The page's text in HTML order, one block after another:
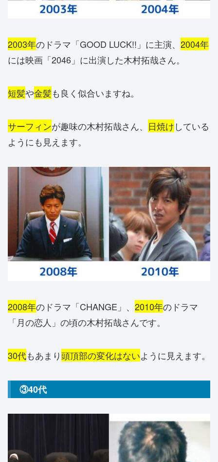
2003年のドラマ「GOOD LUCK!!」に主演、 2004年
には映画「2046」に出演した木村拓哉さん。
短髪や金髪も良く似合いますね。
サーフィンが趣味の木村拓哉さん、 日焼けしている
ようにも見えます。
2008年のドラマ「CHANGE」、 2010年のドラマ
「月の恋人」の頃の木村拓哉さんです。
30代もあまり頭頂部の変化はないように見えます。
③40代